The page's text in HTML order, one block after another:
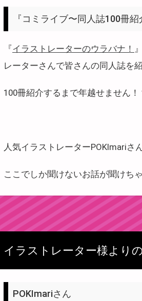
『コミライブ〜同人誌100冊
『イラストレーターのウラバナ！
レーターさんで皆さんの同人誌を
100冊紹介するまで年越せません！
人気イラストレーターPOKImariさ
ここでしか聞けないお話が聞けち
イラストレーター様より
POKImariさん